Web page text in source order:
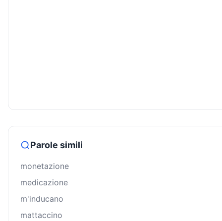
Parole simili
monetazione
medicazione
m'inducano
mattaccino